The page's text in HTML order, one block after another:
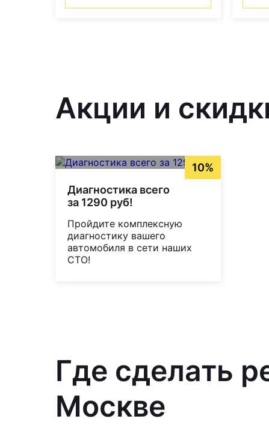
Акции и
10%
Диагностика всего
за 1290 руб!
Пройдите комплексную
диагностику вашего
автомобиля в сети наших
СТО!
Где сделать
Москве